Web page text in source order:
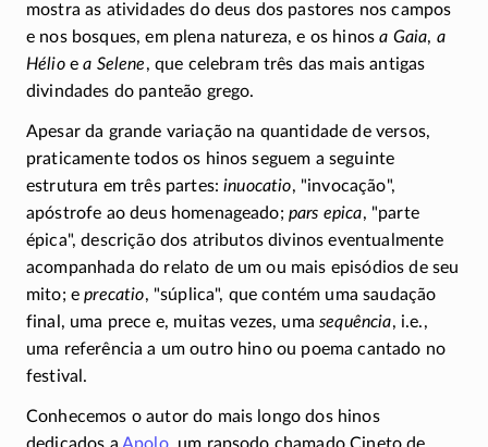
mostra as atividades do deus dos pastores nos campos
e nos bosques, em plena natureza, e os hinosa Gaia, a
Hélioea Selene, que celebram três das mais antigas
divindades do panteão grego.
Apesar da grande variação na quantidade de versos,
praticamente todos os hinos seguem a seguinte
estrutura em três partes:inuocatio, "invocação",
apóstrofe ao deus homenageado; pars epica, "parte
épica", descrição dos atributos divinos eventualmente
acompanhada do relato de um ou mais episódios de seu
mito; eprecatio, "súplica", que contém uma saudação
final, uma prece e, muitas vezes, umasequência, i.e.,
uma referência a um outro hino ou poema cantado no
festival.
Conhecemos o autor do mais longo dos hinos